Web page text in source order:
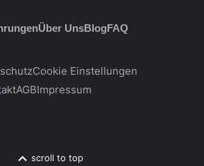
Über UnsBlogFAQ
Cookie Einstellungen
AGBImpressum
scroll to top